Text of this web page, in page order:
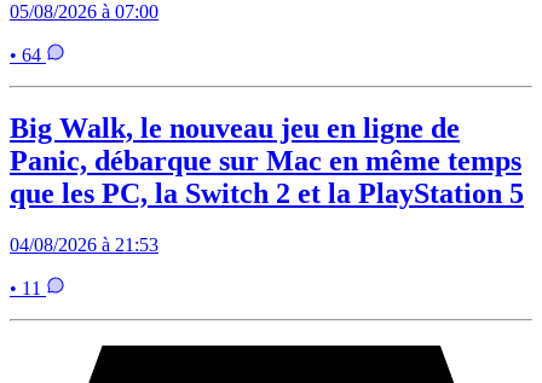
05/08/2026 à 07:00
• 64
Big Walk, le nouveau jeu en ligne de
Panic, débarque sur Mac en même temps
que les PC, la Switch 2 et la PlayStation 5
04/08/2026 à 21:53
• 11